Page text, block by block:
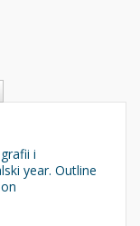
i
year. Outline